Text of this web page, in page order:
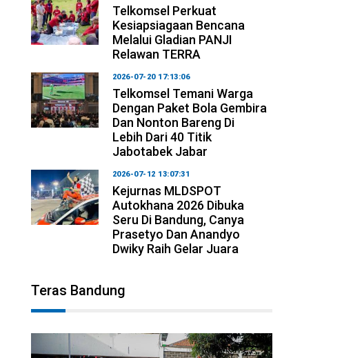
Telkomsel Perkuat
Kesiapsiagaan Bencana
Melalui Gladian PANJI
Relawan TERRA
2026-07-20 17:13:06
Telkomsel Temani Warga
Dengan Paket Bola Gembira
Dan Nonton Bareng Di
Lebih Dari 40 Titik
Jabotabek Jabar
2026-07-12 13:07:31
Kejurnas MLDSPOT
Autokhana 2026 Dibuka
Seru Di Bandung, Canya
Prasetyo Dan Anandyo
Dwiky Raih Gelar Juara
Teras Bandung